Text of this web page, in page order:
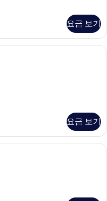
요금 보기
개의 침실, 이탈리아 프레떼 시트, 고
요금 보기
개의 침실, 이탈리아 프레떼 시트, 고